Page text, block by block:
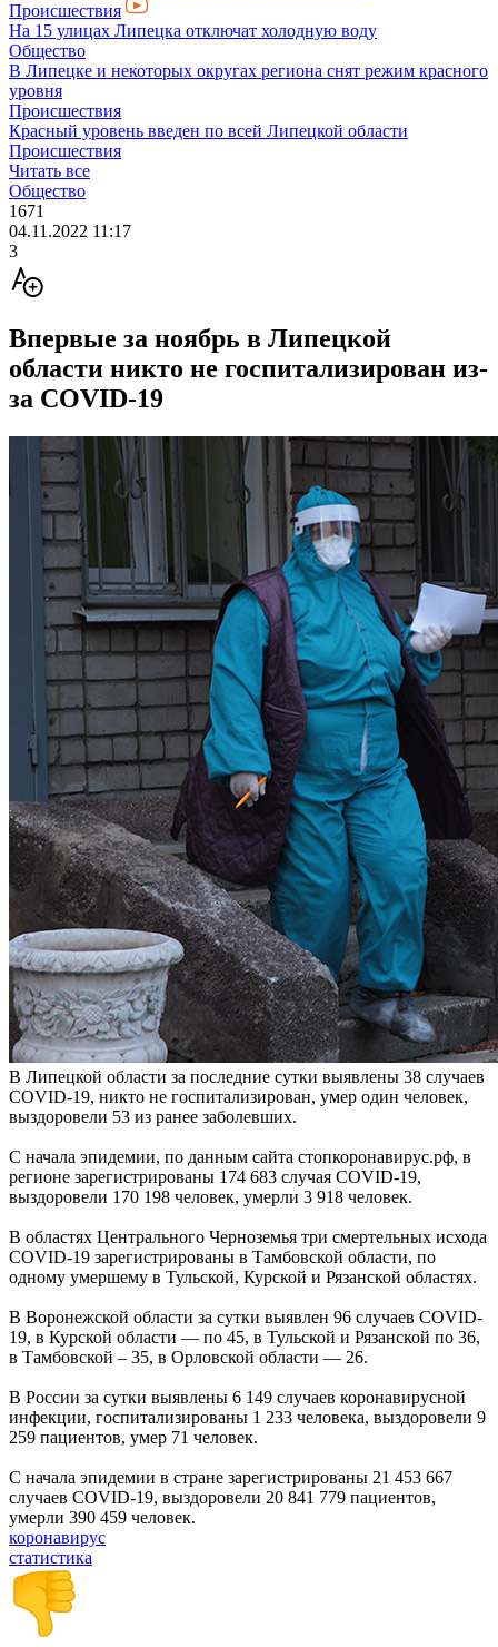
Происшествия
На 15 улицах Липецка отключат холодную воду
Общество
В Липецке и некоторых округах региона снят режим красного
уровня
Происшествия
Красный уровень введен по всей Липецкой области
Происшествия
Читать все
Общество
1671
04.11.2022 11:17
3
Впервые за ноябрь в Липецкой
области никто не госпитализирован из-
за COVID-19
В Липецкой области за последние сутки выявлены 38 случаев
COVID-19, никто не госпитализирован, умер один человек,
выздоровели 53 из ранее заболевших.
С начала эпидемии, по данным сайта стопкоронавирус.рф, в
регионе зарегистрированы 174 683 случая COVID-19,
выздоровели 170 198 человек, умерли 3 918 человек.
В областях Центрального Черноземья три смертельных исхода
COVID-19 зарегистрированы в Тамбовской области, по
одному умершему в Тульской, Курской и Рязанской областях.
В Воронежской области за сутки выявлен 96 случаев COVID-
19, в Курской области — по 45, в Тульской и Рязанской по 36,
в Тамбовской – 35, в Орловской области — 26.
В России за сутки выявлены 6 149 случаев коронавирусной
инфекции, госпитализированы 1 233 человека, выздоровели 9
259 пациентов, умер 71 человек.
С начала эпидемии в стране зарегистрированы 21 453 667
случаев COVID-19, выздоровели 20 841 779 пациентов,
умерли 390 459 человек.
коронавирус
статистика